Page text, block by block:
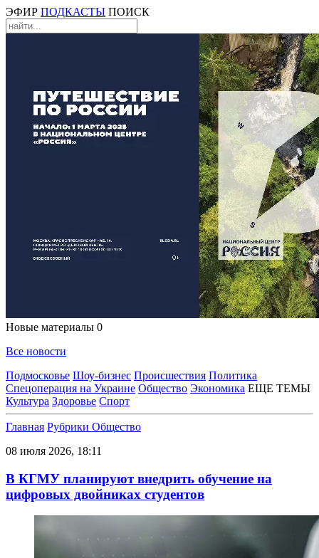
ЭФИР ПОДКАСТЫ ПОИСК
Новые материалы 0
Все новости
Подмосковье Шоу-бизнес Происшествия Политика
Спецоперация на Украине Общество Экономика ЕЩЕ ТЕМЫ
Культура Здоровье Спорт
Главная Рубрики Общество
08 июля 2026, 18:11
В КГМУ планируют внедрить обучение на
цифровых двойниках студентов